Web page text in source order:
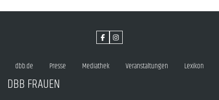
dbb.de Presse Mediathek Veranstaltungen Lexikon
DBB FRAUEN